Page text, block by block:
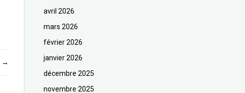
→
avril 2026
mars 2026
février 2026
janvier 2026
décembre 2025
novembre 2025